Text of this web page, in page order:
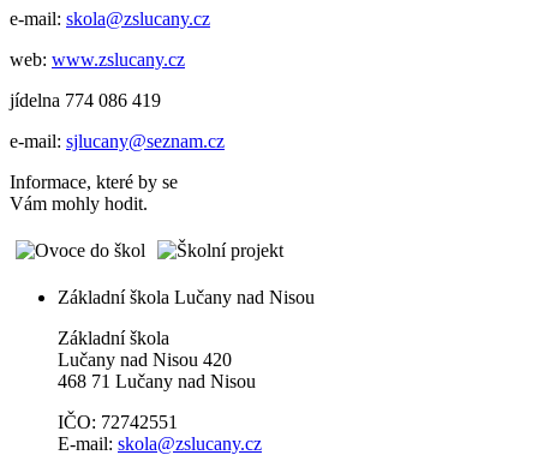
e-mail: skola@zslucany.cz
web: www.zslucany.cz
jídelna 774 086 419
e-mail: sjlucany@seznam.cz
Informace, které by se
Vám mohly hodit.
Základní škola Lučany nad Nisou
Základní škola
Lučany nad Nisou 420
468 71 Lučany nad Nisou
IČO: 72742551
E-mail: skola@zslucany.cz